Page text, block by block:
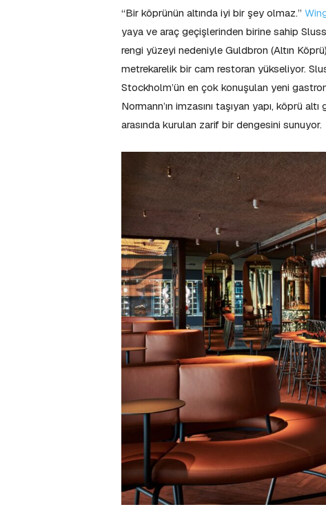
“Bir köprünün altında iyi bir şey olmaz.”
yaya ve araç geçişlerinden birine sahip
rengi yüzeyi nedeniyle Guldbron (Altın
metrekarelik bir cam restoran yükseliyor.
Stockholm’ün en çok konuşulan yeni
Normann’ın imzasını taşıyan yapı, köprü
arasında kurulan zarif bir dengesini sunuyor.